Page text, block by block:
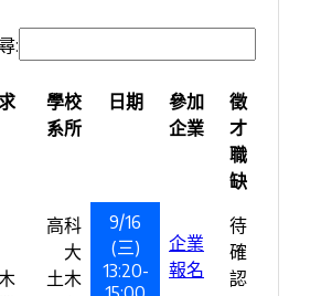
:
學校
系所
日期
參加
企業
徵
才
職
缺
高科
大
土木
9/16
(三)
13:20-
企業
報名
待
確
認